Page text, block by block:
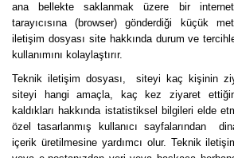
ana bellekte saklanmak üzere bir internet
tarayıcısına (browser) gönderdiği küçük
iletişim dosyası site hakkında durum ve
kullanımını kolaylaştırır.
Teknik iletişim dosyası, siteyi kaç kişinin
siteyi hangi amaçla, kaç kez ziyaret
kaldıkları hakkında istatistiksel bilgileri elde
özel tasarlanmış kullanıcı sayfalarından
içerik üretilmesine yardımcı olur. Teknik